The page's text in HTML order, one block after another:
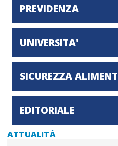
PREVIDENZA
UNIVERSITA'
SICUREZZA
EDITORIALE
ATTUALITÀ